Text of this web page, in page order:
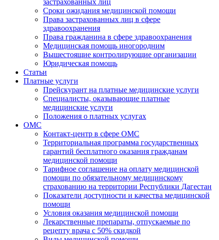
застрахованных лиц
Сроки ожидания медицинской помощи
Права застрахованных лиц в сфере
здравоохранения
Права гражданина в сфере здравоохранения
Медицинская помощь иногородним
Вышестоящие контролирующие организации
Юридическая помощь
Статьи
Платные услуги
Прейскурант на платные медицинские услуги
Специалисты, оказывающие платные
медицинские услуги
Положения о платных услугах
ОМС
Контакт-центр в сфере ОМС
Территориальная программа государственных
гарантий бесплатного оказания гражданам
медицинской помощи
Тарифное соглашение на оплату медицинской
помощи по обязательному медицинскому
страхованию на территории Республики Дагестан
Показатели доступности и качества медицинской
помощи
Условия оказания медицинской помощи
Лекарственные препараты, отпускаемые по
рецепту врача с 50% скидкой